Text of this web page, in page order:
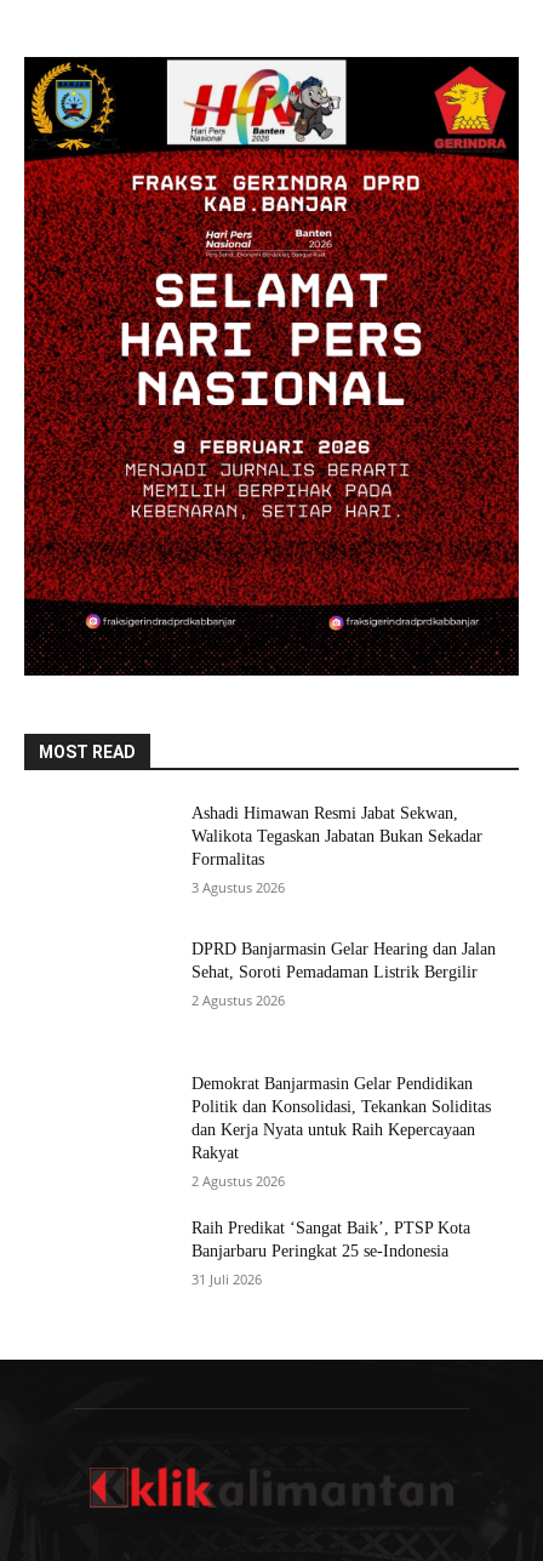
MOST READ
Ashadi Himawan Resmi Jabat Sekwan,
Walikota Tegaskan Jabatan Bukan Sekadar
Formalitas
3 Agustus 2026
DPRD Banjarmasin Gelar Hearing dan Jalan
Sehat, Soroti Pemadaman Listrik Bergilir
2 Agustus 2026
Demokrat Banjarmasin Gelar Pendidikan
Politik dan Konsolidasi, Tekankan Soliditas
dan Kerja Nyata untuk Raih Kepercayaan
Rakyat
2 Agustus 2026
Raih Predikat ‘Sangat Baik’, PTSP Kota
Banjarbaru Peringkat 25 se-Indonesia
31 Juli 2026